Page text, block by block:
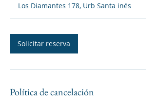
m
i
Los Diamantes 178, Urb Santa inés
Solicitar reserva
Política de cancelación